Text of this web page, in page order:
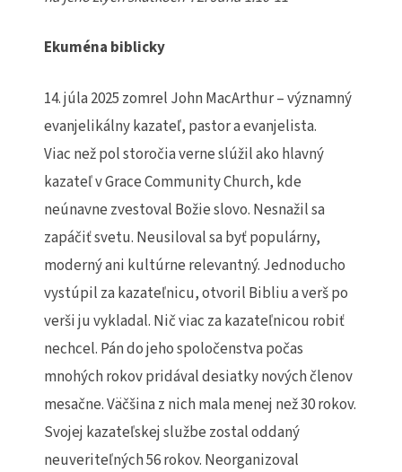
Ekuména biblicky
14. júla 2025 zomrel John MacArthur – významný
evanjelikálny kazateľ, pastor a evanjelista.
Viac než pol storočia verne slúžil ako hlavný
kazateľ v Grace Community Church, kde
neúnavne zvestoval Božie slovo. Nesnažil sa
zapáčiť svetu. Neusiloval sa byť populárny,
moderný ani kultúrne relevantný. Jednoducho
vystúpil za kazateľnicu, otvoril Bibliu a verš po
verši ju vykladal. Nič viac za kazateľnicou robiť
nechcel. Pán do jeho spoločenstva počas
mnohých rokov pridával desiatky nových členov
mesačne. Väčšina z nich mala menej než 30 rokov.
Svojej kazateľskej službe zostal oddaný
neuveriteľných 56 rokov. Neorganizoval